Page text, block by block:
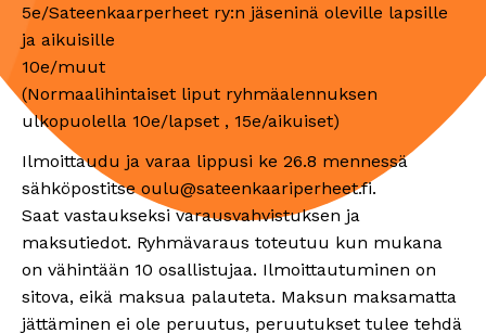
5e/Sateenkaarperheet ry:n jäseninä oleville lapsille
ja aikuisille
10e/muut
(Normaalihintaiset liput ryhmäalennuksen
ulkopuolella 10e/lapset , 15e/aikuiset)
Ilmoittaudu ja varaa lippusi ke 26.8 mennessä
sähköpostitse oulu@sateenkaariperheet.fi.
Saat vastaukseksi varausvahvistuksen ja
maksutiedot. Ryhmävaraus toteutuu kun mukana
on vähintään 10 osallistujaa. Ilmoittautuminen on
sitova, eikä maksua palauteta. Maksun maksamatta
jättäminen ei ole peruutus, peruutukset tulee tehdä